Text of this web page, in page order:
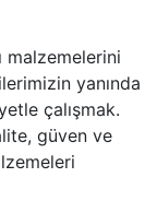
malzemelerini
yanında
çalışmak.
güven ve